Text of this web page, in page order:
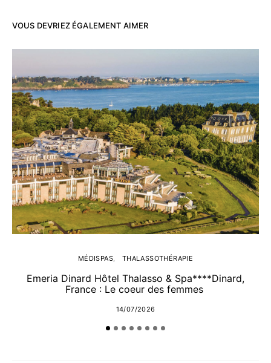
VOUS DEVRIEZ ÉGALEMENT AIMER
MÉDISPAS THALASSOTHÉRAPIE
Emeria Dinard Hôtel Thalasso & Spa****Dinard,
France : Le coeur des femmes
14/07/2026